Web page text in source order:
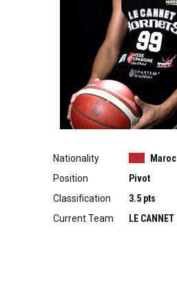
Nationality
Maroc
Position
Pivot
Classification
3.5 pts
Current Team
LE CANNET